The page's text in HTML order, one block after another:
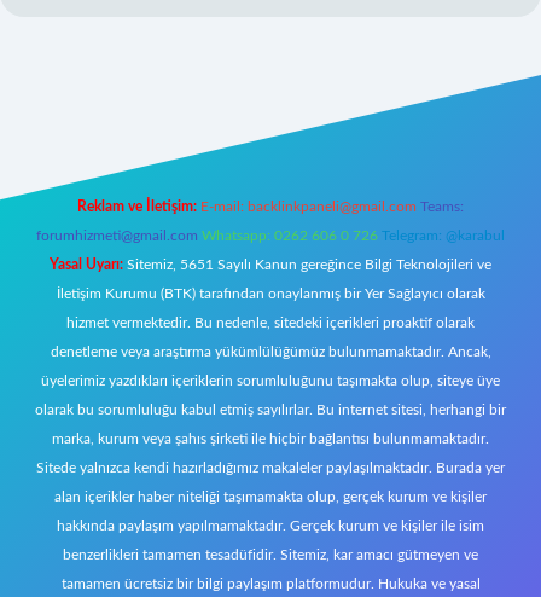
Reklam ve İletişim: E-mail: backlinkpaneli@gmail.com Teams:
forumhizmeti@gmail.com Whatsapp: 0262 606 0 726 Telegram: @karabul
Yasal Uyarı: Sitemiz, 5651 Sayılı Kanun gereğince Bilgi Teknolojileri ve
İletişim Kurumu (BTK) tarafından onaylanmış bir Yer Sağlayıcı olarak
hizmet vermektedir. Bu nedenle, sitedeki içerikleri proaktif olarak
denetleme veya araştırma yükümlülüğümüz bulunmamaktadır. Ancak,
üyelerimiz yazdıkları içeriklerin sorumluluğunu taşımakta olup, siteye üye
olarak bu sorumluluğu kabul etmiş sayılırlar. Bu internet sitesi, herhangi bir
marka, kurum veya şahıs şirketi ile hiçbir bağlantısı bulunmamaktadır.
Sitede yalnızca kendi hazırladığımız makaleler paylaşılmaktadır. Burada yer
alan içerikler haber niteliği taşımamakta olup, gerçek kurum ve kişiler
hakkında paylaşım yapılmamaktadır. Gerçek kurum ve kişiler ile isim
benzerlikleri tamamen tesadüfidir. Sitemiz, kar amacı gütmeyen ve
tamamen ücretsiz bir bilgi paylaşım platformudur. Hukuka ve yasal